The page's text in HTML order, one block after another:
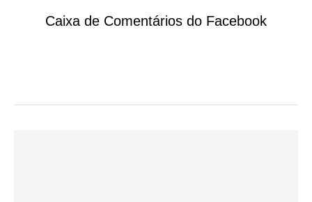
Caixa de Comentários do Facebook